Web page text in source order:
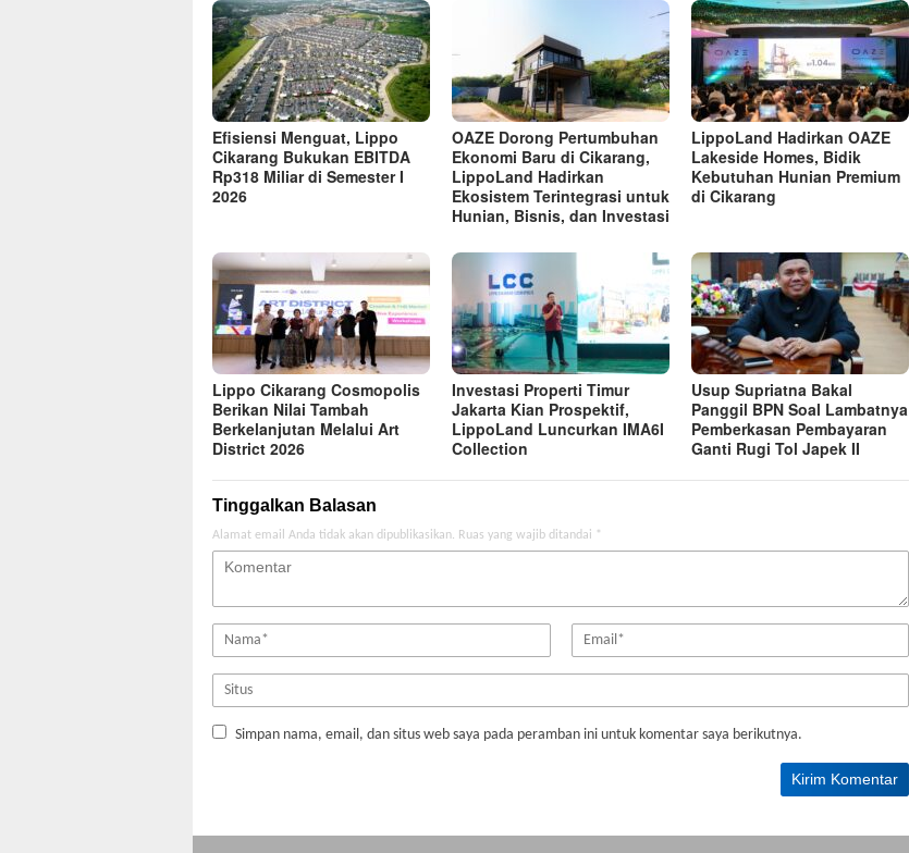
Efisiensi Menguat, Lippo
Cikarang Bukukan EBITDA
Rp318 Miliar di Semester I
2026
OAZE Dorong Pertumbuhan
Ekonomi Baru di Cikarang,
LippoLand Hadirkan
Ekosistem Terintegrasi untuk
Hunian, Bisnis, dan Investasi
LippoLand Hadirkan OAZE
Lakeside Homes, Bidik
Kebutuhan Hunian Premium
di Cikarang
Lippo Cikarang Cosmopolis
Berikan Nilai Tambah
Berkelanjutan Melalui Art
District 2026
Investasi Properti Timur
Jakarta Kian Prospektif,
LippoLand Luncurkan IMA6I
Collection
Usup Supriatna Bakal
Panggil BPN Soal Lambatnya
Pemberkasan Pembayaran
Ganti Rugi Tol Japek II
Tinggalkan Balasan
Alamat email Anda tidak akan dipublikasikan. Ruas yang wajib ditandai *
Simpan nama, email, dan situs web saya pada peramban ini untuk komentar saya berikutnya.